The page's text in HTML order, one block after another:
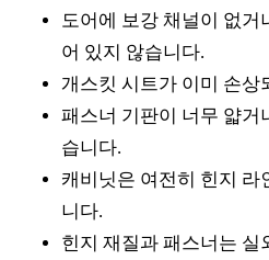
도어에 보강 채널이 없거
어 있지 않습니다.
개스킷 시트가 이미 손상
패스너 기판이 너무 얇거
습니다.
캐비닛은 여전히 힌지 라
니다.
힌지 재질과 패스너는 실